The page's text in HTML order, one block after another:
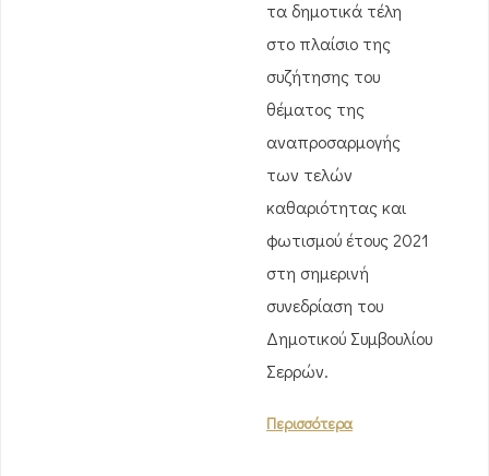
τα δημοτικά τέλη
στο πλαίσιο της
συζήτησης του
θέματος της
αναπροσαρμογής
των τελών
καθαριότητας και
φωτισμού έτους 2021
στη σημερινή
συνεδρίαση του
Δημοτικού Συμβουλίου
Σερρών.
Περισσότερα